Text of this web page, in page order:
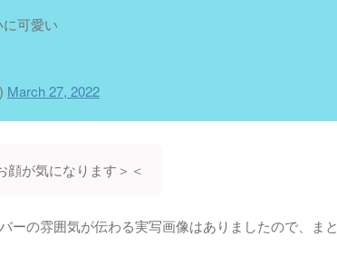
可愛い
March 27, 2022
顔が気になります＞＜
の雰囲気が伝わる実写画像はありましたので、まと